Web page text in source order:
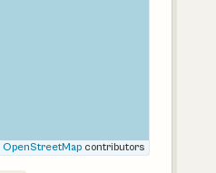
OpenStreetMapcontributors